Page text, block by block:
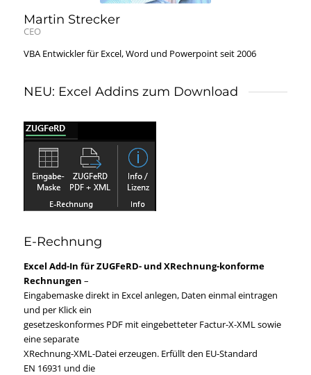
Martin Strecker
CEO
VBA Entwickler für Excel, Word und Powerpoint seit 2006
NEU: Excel Addins zum Download
E-Rechnung
Excel Add-In für ZUGFeRD- und XRechnung-konforme
Rechnungen –
Eingabemaske direkt in Excel anlegen, Daten einmal eintragen
und per Klick ein
gesetzeskonformes PDF mit eingebetteter Factur-X-XML sowie
eine separate
XRechnung-XML-Datei erzeugen. Erfüllt den EU-Standard
EN 16931 und die